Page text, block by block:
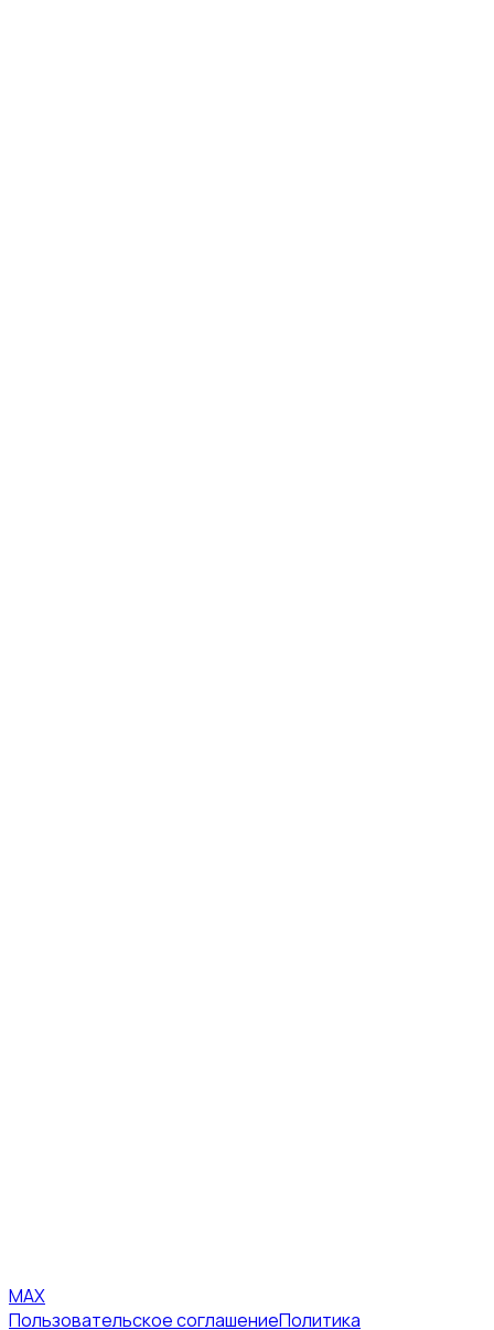
MAX
Пользовательское соглашениеПолитика